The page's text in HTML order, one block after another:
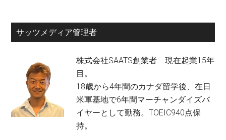
サッツメディア管理者
株式会社SAATS創業者 現在起業15年
目。
18歳から4年間のカナダ留学後、在日
米軍基地で6年間マーチャンダイズバ
イヤーとして勤務。TOEIC940点保
持。